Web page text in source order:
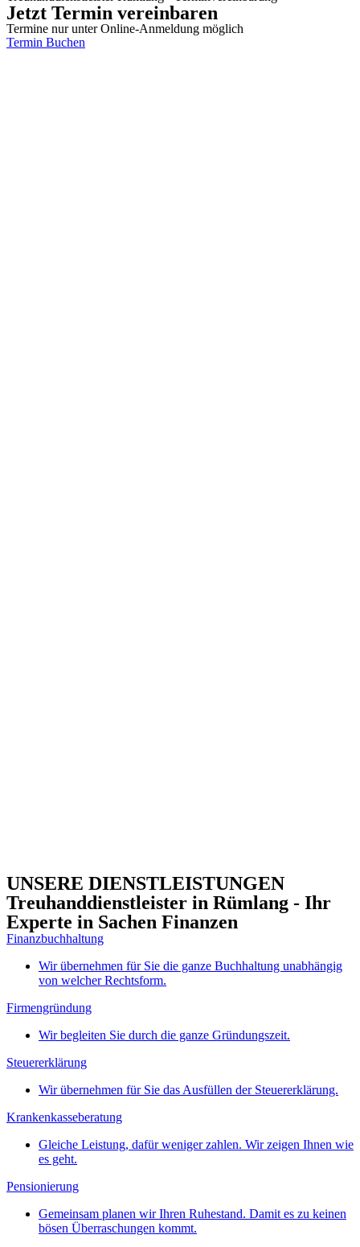
Jetzt Termin vereinbaren
Termine nur unter Online-Anmeldung möglich
Termin Buchen
UNSERE DIENSTLEISTUNGEN
Treuhanddienstleister in Rümlang - Ihr
Experte in Sachen Finanzen
Finanzbuchhaltung
Wir übernehmen für Sie die ganze Buchhaltung unabhängig
von welcher Rechtsform.
Firmengründung
Wir begleiten Sie durch die ganze Gründungszeit.
Steuererklärung
Wir übernehmen für Sie das Ausfüllen der Steuererklärung.
Krankenkasseberatung
Gleiche Leistung, dafür weniger zahlen. Wir zeigen Ihnen wie
es geht.
Pensionierung
Gemeinsam planen wir Ihren Ruhestand. Damit es zu keinen
bösen Überraschungen kommt.